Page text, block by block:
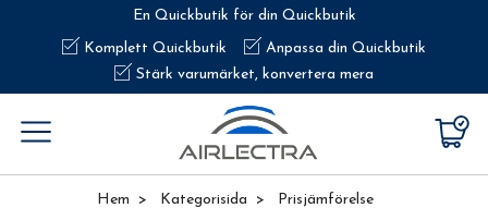
En Quickbutik för din Quickbutik
Komplett Quickbutik
Anpassa din Quickbutik
Stärk varumärket, konvertera mera
Hem Kategorisida Prisjämförelse